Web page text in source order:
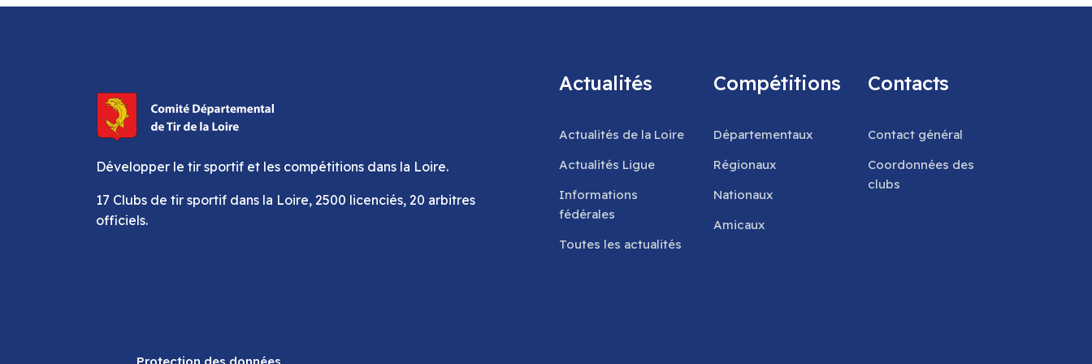
Développer le tir sportif et les compétitions dans la Loire.
17 Clubs de tir sportif dans la Loire, 2500 licenciés, 20 arbitres
officiels.
Actualités
Actualités de la Loire
Actualités Ligue
Informations
fédérales
Toutes les actualités
Compétitions
Départementaux
Régionaux
Nationaux
Amicaux
Contacts
Contact général
Coordonnées des
clubs